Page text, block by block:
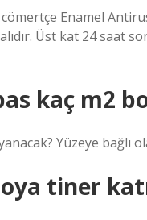
Enamel
Üst kat 24 saat
kaç m2
Yüzeye bağlı
tiner